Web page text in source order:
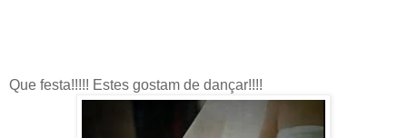
Que festa!!!!! Estes gostam de dançar!!!!